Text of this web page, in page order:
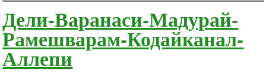
Дели-Варанаси-Мадурай-
Рамешварам-Кодайканал-
Аллепи